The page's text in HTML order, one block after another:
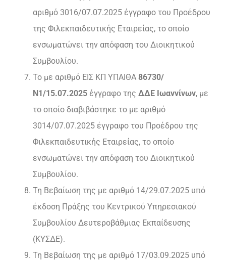
αριθμό 3016/07.07.2025 έγγραφο του Προέδρου
της Φιλεκπαιδευτικής Εταιρείας, το οποίο
ενσωματώνει την απόφαση του Διοικητικού
Συμβουλίου.
Το με αριθμό ΕΙΣ ΚΠ ΥΠΑΙΘΑ 86730/
Ν1/15.07.2025 έγγραφο της ΔΔΕ Ιωαννίνων, με
το οποίο διαβιβάστηκε το με αριθμό
3014/07.07.2025 έγγραφο του Προέδρου της
Φιλεκπαιδευτικής Εταιρείας, το οποίο
ενσωματώνει την απόφαση του Διοικητικού
Συμβουλίου.
Τη Βεβαίωση της με αριθμό 14/29.07.2025 υπό
έκδοση Πράξης του Κεντρικού Υπηρεσιακού
Συμβουλίου Δευτεροβάθμιας Εκπαίδευσης
(ΚΥΣΔΕ).
Τη Βεβαίωση της με αριθμό 17/03.09.2025 υπό